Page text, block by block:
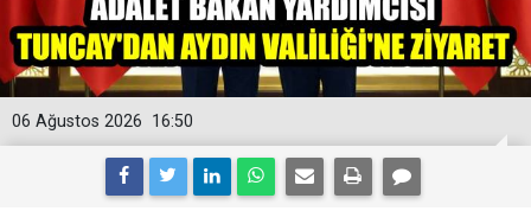
16:50
06 Ağustos 2026